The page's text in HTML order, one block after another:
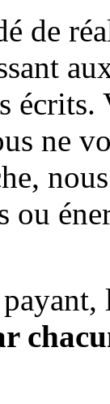
de
écrits.
ne
ou